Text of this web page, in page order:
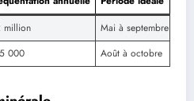
million
Mai à septembre
000 Août à octobre